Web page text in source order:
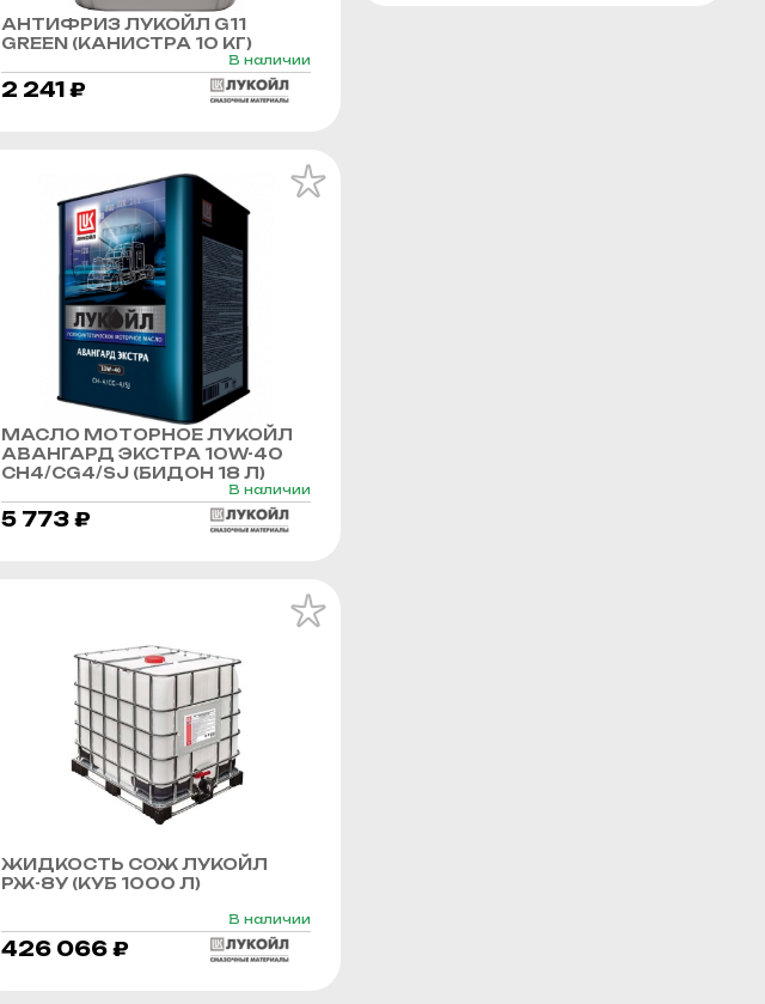
АНТИФРИЗ ЛУКОЙЛ G11
GREEN (КАНИСТРА 10 КГ)
В наличии
2 241 ₽
МАСЛО МОТОРНОЕ ЛУКОЙЛ
АВАНГАРД ЭКСТРА 10W-40
CH4/CG4/SJ (БИДОН 18 Л)
В наличии
5 773 ₽
ЖИДКОСТЬ СОЖ ЛУКОЙЛ
РЖ-8У (КУБ 1000 Л)
В наличии
426 066 ₽